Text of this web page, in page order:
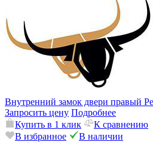
Внутренний замок двери правый
Запросить цену Подробнее
Купить в 1 клик
К сравнению
В избранное
В наличии